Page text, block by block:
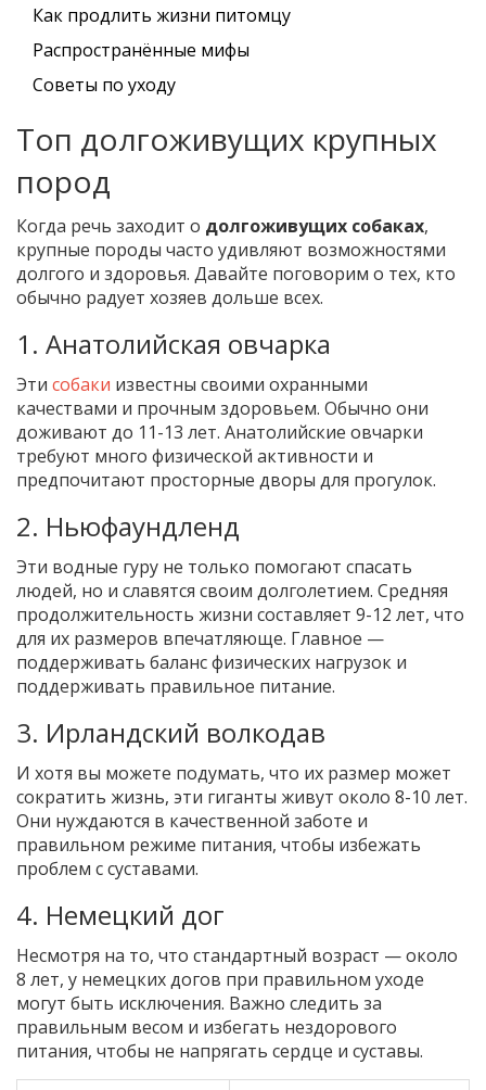
Как продлить жизни питомцу
Распространённые мифы
Советы по уходу
Топ долгоживущих крупных
пород
Когда речь заходит о долгоживущих собаках,
крупные породы часто удивляют возможностями
долгого и здоровья. Давайте поговорим о тех, кто
обычно радует хозяев дольше всех.
1. Анатолийская овчарка
Эти собаки известны своими охранными
качествами и прочным здоровьем. Обычно они
доживают до 11-13 лет. Анатолийские овчарки
требуют много физической активности и
предпочитают просторные дворы для прогулок.
2. Ньюфаундленд
Эти водные гуру не только помогают спасать
людей, но и славятся своим долголетием. Средняя
продолжительность жизни составляет 9-12 лет, что
для их размеров впечатляюще. Главное —
поддерживать баланс физических нагрузок и
поддерживать правильное питание.
3. Ирландский волкодав
И хотя вы можете подумать, что их размер может
сократить жизнь, эти гиганты живут около 8-10 лет.
Они нуждаются в качественной заботе и
правильном режиме питания, чтобы избежать
проблем с суставами.
4. Немецкий дог
Несмотря на то, что стандартный возраст — около
8 лет, у немецких догов при правильном уходе
могут быть исключения. Важно следить за
правильным весом и избегать нездорового
питания, чтобы не напрягать сердце и суставы.